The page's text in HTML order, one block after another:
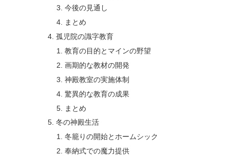
今後の見通し
まとめ
孤児院の識字教育
教育の目的とマインの野望
画期的な教材の開発
神殿教室の実施体制
驚異的な教育の成果
まとめ
冬の神殿生活
冬籠りの開始とホームシック
奉納式での魔力提供